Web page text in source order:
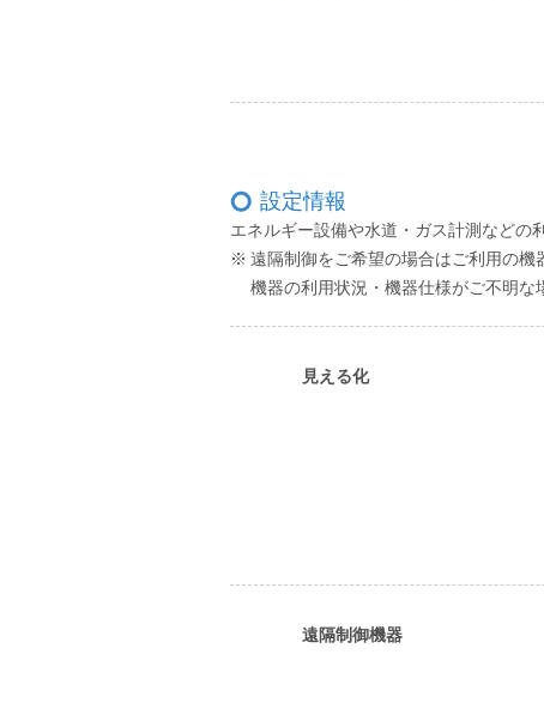
設定情報
エネルギー設備や水道・ガス計測などの
遠隔制御をご希望の場合はご利用の機
機器の利用状況・機器仕様がご不明な
見える化
遠隔制御機器